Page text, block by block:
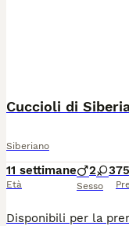
Cuccioli di
Siberiano
11 settimane
Età
2 3
Sesso